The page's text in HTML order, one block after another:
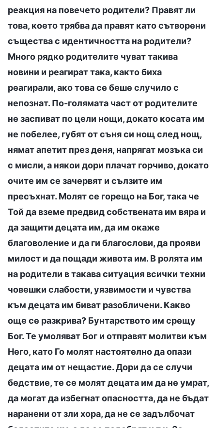
реакция на повечето родители? Правят ли
това, което трябва да правят като сътворени
същества с идентичността на родители?
Много рядко родителите чуват такива
новини и реагират така, както биха
реагирали, ако това се беше случило с
непознат. По-голямата част от родителите
не заспиват по цели нощи, докато косата им
не побелее, губят от съня си нощ след нощ,
нямат апетит през деня, напрягат мозъка си
с мисли, а някои дори плачат горчиво, докато
очите им се зачервят и сълзите им
пресъхнат. Молят се горещо на Бог, така че
Той да вземе предвид собствената им вяра и
да защити децата им, да им окаже
благоволение и да ги благослови, да прояви
милост и да пощади живота им. В ролята им
на родители в такава ситуация всички техни
човешки слабости, уязвимости и чувства
към децата им биват разобличени. Какво
още се разкрива? Бунтарството им срещу
Бог. Те умоляват Бог и отправят молитви към
Него, като Го молят настоятелно да опази
децата им от нещастие. Дори да се случи
бедствие, те се молят децата им да не умрат,
да могат да избегнат опасността, да не бъдат
наранени от зли хора, да не се задълбочат